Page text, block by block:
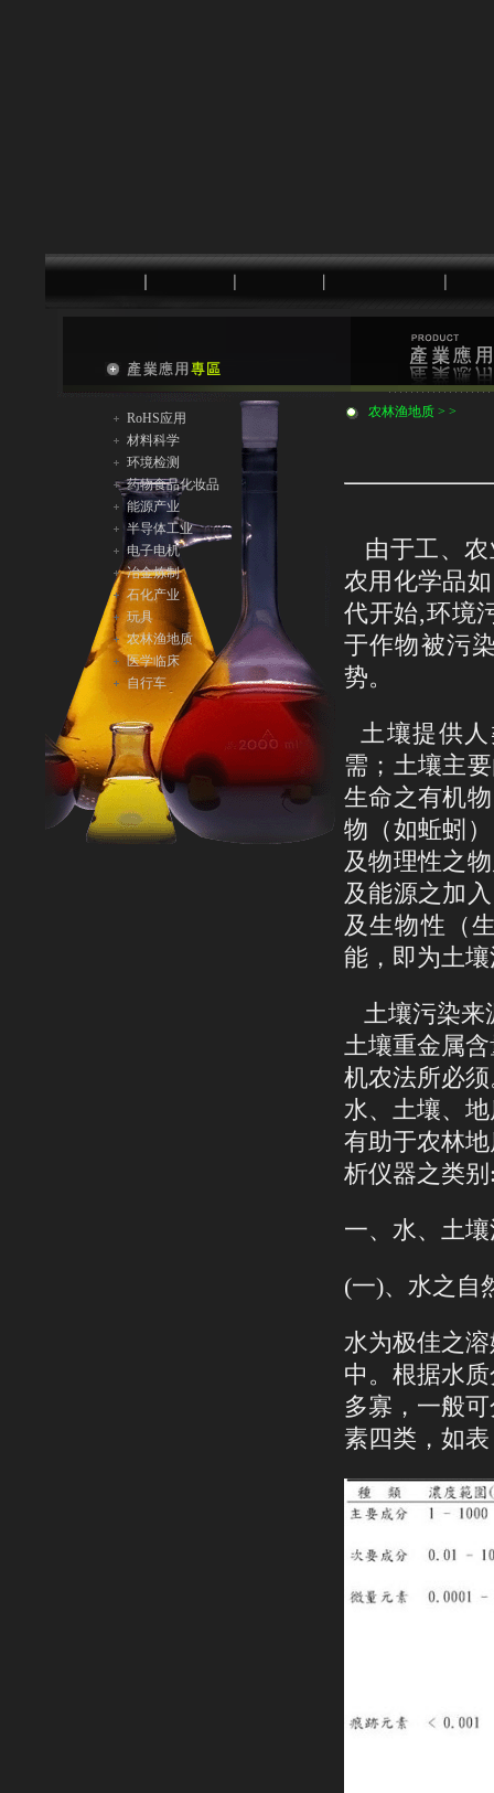
RoHS应用
材料科学
环境检测
药物食品化妆品
能源产业
半导体工业
电子电机
冶金炼制
石化产业
玩具
农林渔地质
医学临床
自行车
农林渔地质 > >
由于工、
农用 化学品
代开始,环境
于作物被污
势。
土壤提供
需；土壤主
生命之有机
物（如蚯蚓
及物理性之
及能源之加
及生物性（
能，即为土
土壤污染来
土壤重金属
机农法所必
水、土壤、
有助于农林
析仪器之类别
一、水、土
(一)、水之自
水为极佳之
中。根据水
多寡，一般
素四类，如表